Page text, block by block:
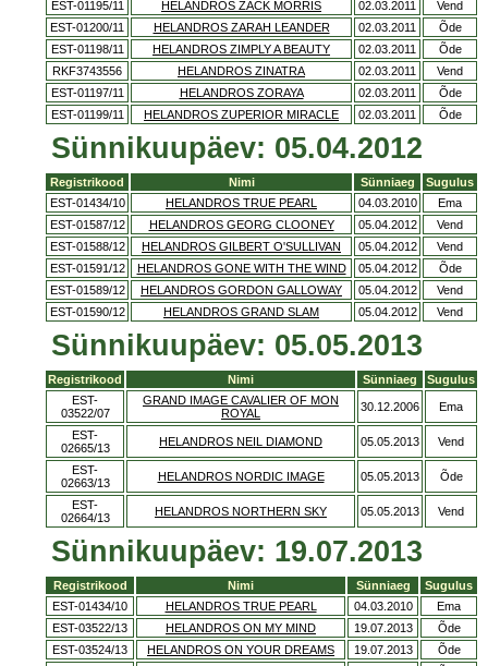
EST-01195/11
HELANDROS ZACK MORRIS 02.03.2011
Vend
EST-01200/11
HELANDROS ZARAH LEANDER 02.03.2011
Õde
EST-01198/11
HELANDROS ZIMPLY A BEAUTY 02.03.2011
Õde
RKF3743556
HELANDROS ZINATRA 02.03.2011
Vend
EST-01197/11
HELANDROS ZORAYA 02.03.2011
Õde
EST-01199/11
HELANDROS ZUPERIOR MIRACLE 02.03.2011 Õde
Sünnikuupäev: 05.04.2012
Registrikood Nimi Sünniaeg
Sugulus
EST-01434/10
HELANDROS TRUE PEARL 04.03.2010
Ema
EST-01587/12
HELANDROS GEORG CLOONEY 05.04.2012
Vend
EST-01588/12
HELANDROS GILBERT O'SULLIVAN 05.04.2012
Vend
EST-01591/12
HELANDROS GONE WITH THE WIND 05.04.2012
Õde
EST-01589/12
HELANDROS GORDON GALLOWAY 05.04.2012
Vend
EST-01590/12
HELANDROS GRAND SLAM 05.04.2012 Vend
Sünnikuupäev: 05.05.2013
Registrikood Nimi Sünniaeg
Sugulus
EST-
03522/07
GRAND IMAGE CAVALIER OF MON
ROYAL
30.12.2006 Ema
EST-
02665/13
HELANDROS NEIL DIAMOND 05.05.2013 Vend
EST-
02663/13
HELANDROS NORDIC IMAGE 05.05.2013 Õde
EST-
02664/13
HELANDROS NORTHERN SKY 05.05.2013 Vend
Sünnikuupäev: 19.07.2013
Registrikood Nimi Sünniaeg
Sugulus
EST-01434/10
HELANDROS TRUE PEARL 04.03.2010
Ema
EST-03522/13
HELANDROS ON MY MIND 19.07.2013
Õde
EST-03524/13
HELANDROS ON YOUR DREAMS 19.07.2013
Õde